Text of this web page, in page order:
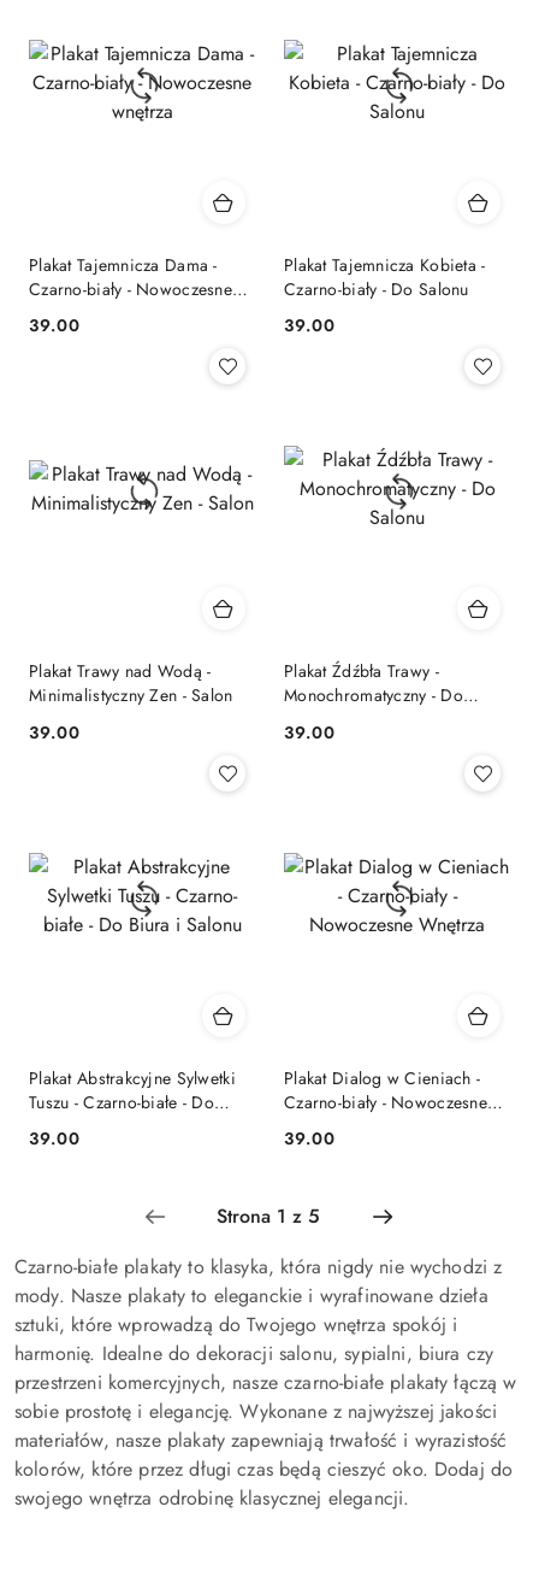
Plakat Tajemnicza Dama -
Czarno-biały - Nowoczesne
Cena:
39.00
Plakat Tajemnicza Kobieta -
Czarno-biały - Do Salonu
Cena:
39.00
Plakat Trawy nad Wodą -
Minimalistyczny Zen - Salon
Cena:
39.00
Plakat Źdźbła Trawy -
Monochromatyczny - Do
Cena:
39.00
Plakat Abstrakcyjne Sylwetki
Tuszu - Czarno-białe - Do
Cena:
39.00
Plakat Dialog w Cieniach -
Czarno-biały - Nowoczesne
Cena:
39.00
Czarno-białe plakaty to klasyka, która nigdy nie wychodzi z
mody. Nasze plakaty to eleganckie i wyrafinowane dzieła
sztuki, które wprowadzą do Twojego wnętrza spokój i
harmonię. Idealne do dekoracji salonu, sypialni, biura czy
przestrzeni komercyjnych, nasze czarno-białe plakaty łączą w
sobie prostotę i elegancję. Wykonane z najwyższej jakości
materiałów, nasze plakaty zapewniają trwałość i wyrazistość
kolorów, które przez długi czas będą cieszyć oko. Dodaj do
swojego wnętrza odrobinę klasycznej elegancji.